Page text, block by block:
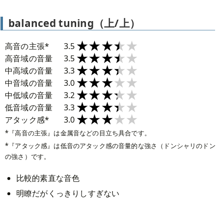
balanced tuning（上/上）
高音の主張* 3.5 ★★★★★
★★★★★
高音域の音量 3.5 ★★★★★
★★★★★
中高域の音量 3.3 ★★★★★
★★★★★
中音域の音量 3.0 ★★★★★
★★★★★
中低域の音量 3.2 ★★★★★
★★★★★
低音域の音量 3.3 ★★★★★
★★★★★
アタック感* 3.0 ★★★★★
★★★★★
『高音の主張』は金属音などの目立ち具合です。
『アタック感』は低音のアタック感の音量的な強さ（ドンシャリのドン
の強さ）です。
比較的素直な音色
明瞭だがくっきりしすぎない